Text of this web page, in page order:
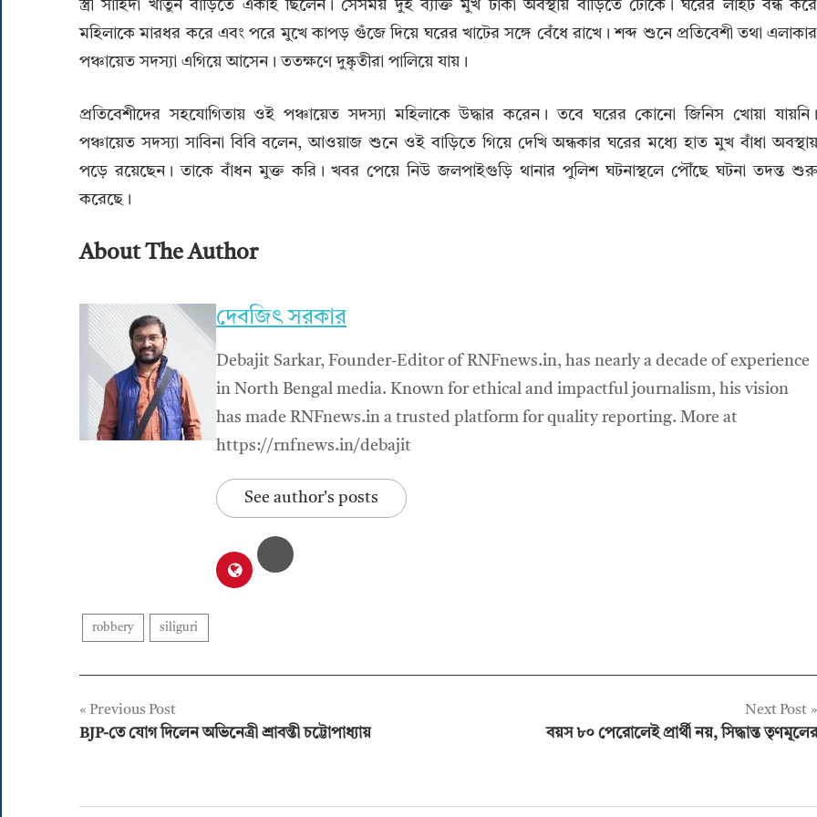
স্ত্রী সাহিদা খাতুন বাড়িতে একাই ছিলেন। সেসময় দুই ব্যক্তি মুখ ঢাকা অবস্থায় বাড়িতে ঢোকে। ঘরের লাইট বন্ধ করে
মহিলাকে মারধর করে এবং পরে মুখে কাপড় গুঁজে দিয়ে ঘরের খাটের সঙ্গে বেঁধে রাখে। শব্দ শুনে প্রতিবেশী তথা এলাকার
পঞ্চায়েত সদস্যা এগিয়ে আসেন। ততক্ষণে দুষ্কৃতীরা পালিয়ে যায়।
প্রতিবেশীদের সহযোগিতায় ওই পঞ্চায়েত সদস্যা মহিলাকে উদ্ধার করেন। তবে ঘরের কোনো জিনিস খোয়া যায়নি।
পঞ্চায়েত সদস্যা সাবিনা বিবি বলেন, আওয়াজ শুনে ওই বাড়িতে গিয়ে দেখি অন্ধকার ঘরের মধ্যে হাত মুখ বাঁধা অবস্থায়
পড়ে রয়েছেন। তাকে বাঁধন মুক্ত করি। খবর পেয়ে নিউ জলপাইগুড়ি থানার পুলিশ ঘটনাস্থলে পৌঁছে ঘটনা তদন্ত শুরু
করেছে।
About The Author
দেবজিৎ সরকার
Debajit Sarkar, Founder-Editor of RNFnews.in, has nearly a decade of experience
in North Bengal media. Known for ethical and impactful journalism, his vision
has made RNFnews.in a trusted platform for quality reporting. More at
https://rnfnews.in/debajit
See author's posts
robbery siliguri
Post
navigation
Previous Post
BJP-তে যোগ দিলেন অভিনেত্রী শ্রাবন্তী চট্টোপাধ্যায়
Next Post
বয়স ৮০ পেরোলেই প্রার্থী নয়, সিদ্ধান্ত তৃণমূলের